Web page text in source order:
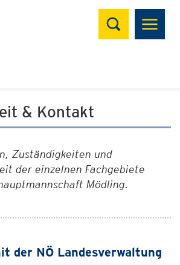
Suchen
& Kontakt
Zuständigkeiten und
der einzelnen Fachgebiete
Mödling.
der NÖ Landesverwaltung